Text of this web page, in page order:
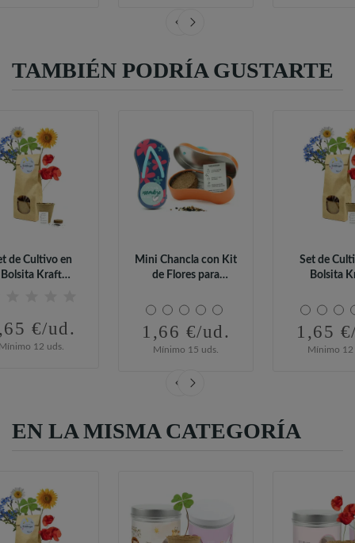
TAMBIÉN PODRÍA GUSTARTE
de Cultivo en
Bolsita Kraft
€/ud.
12 uds.
Mini Chancla con Kit
de Flores para
1,66 €/ud.
Mínimo 15 uds.
Set de
Bolsita
1,65
Mínimo 12
EN LA MISMA CATEGORÍA